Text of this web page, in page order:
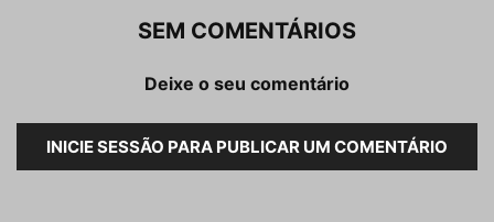
SEM COMENTÁRIOS
Deixe o seu comentário
INICIE SESSÃO PARA PUBLICAR UM COMENTÁRIO